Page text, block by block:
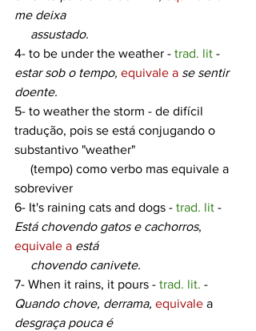
me deixa
     assustado.
4- to be under the weather - trad. lit -
estar sob o tempo, equivale a se sentir
doente.
5- to weather the storm - de difícil
tradução, pois se está conjugando o
substantivo "weather"
sobreviver
6- It's raining cats and dogs - trad. lit -
Está chovendo gatos e cachorros,
equivale a está
     chovendo canivete.
7- When it rains, it pours - trad. lit. -
Quando chove, derrama, equivale a
desgraça pouca é